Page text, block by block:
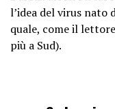
l’idea del virus
quale, come il
più a Sud).